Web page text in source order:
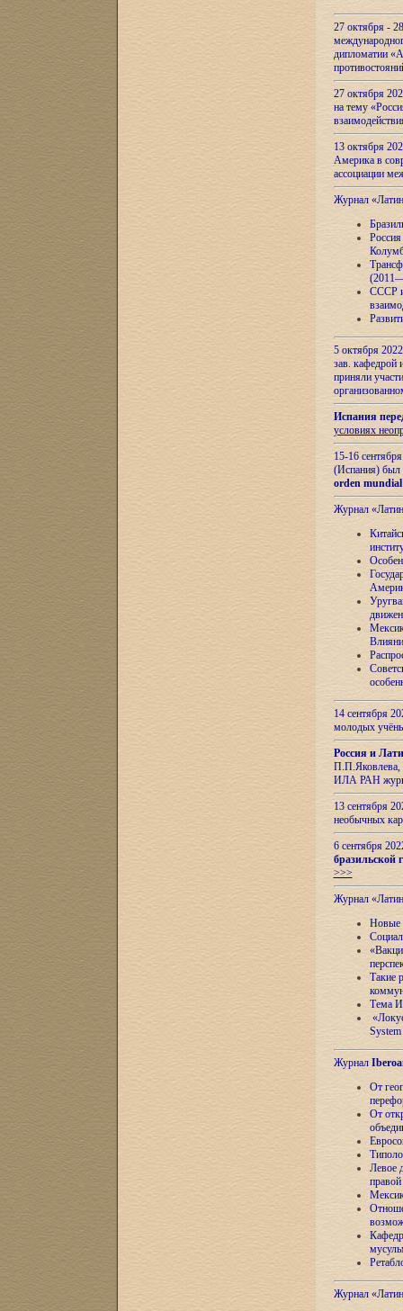
27 октября -
дипломатии
27 октября
на тему
13 октября
Америка в
ассоциации
Журнал
СССР и
5 октября
зав.
приняли
Испания
условиях
15-16
(Испания) был
orden
Журнал
14 сентября
молодых
Россия и
П.П.Яковлева,
ИЛА РАН
13 сентября
необычных
6 сентября
бразильской
>>>
Журнал
Новые
Такие
Тема
Журнал
От
От
Левое
Журнал